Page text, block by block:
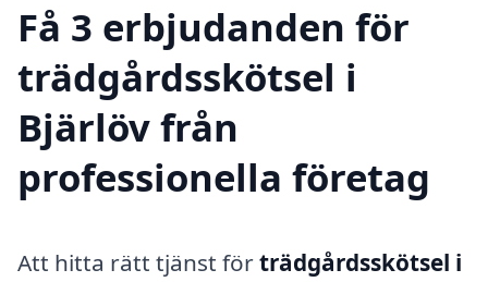
Få 3 erbjudanden för
trädgårdsskötsel i
Bjärlöv från
professionella företag
Att hitta rätt tjänst förträdgårdsskötsel i